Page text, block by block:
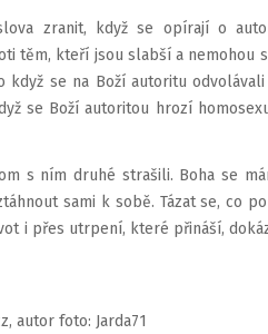
zranit, když se opírají o
těm, kteří jsou slabší a nemohou
když se na Boží autoritu
se Boží autoritou hrozí
s ním druhé strašili. Boha se
sami k sobě. Tázat se, co
i přes utrpení, které přináší,
autor foto: Jarda71